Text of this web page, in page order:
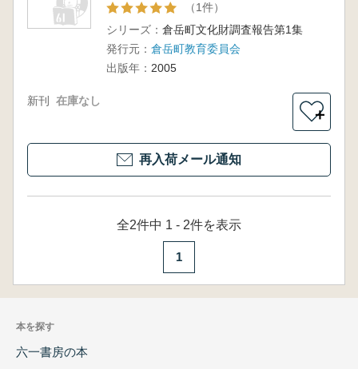
（1件）
シリーズ： 倉岳町文化財調査報告第1集
発行元： 倉岳町教育委員会
出版年： 2005
新刊 在庫なし
＋
再入荷メール通知
全2件中 1 - 2件を表示
1
本を探す
六一書房の本